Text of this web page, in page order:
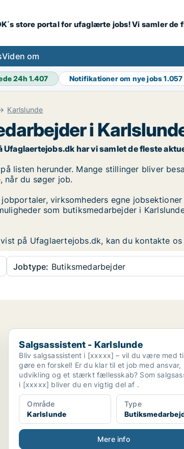
store portal for ufaglærte jobs! Vi samler
Viden om
24h1.407 Notifikationer om nye jobs1.057
Karlslunde
i
har vi samlet de fleste
listen herunder. Mange stillinger bliver
når du søger job.
virksomheders egne
som butiksmedarbejder i
på Ufaglaertejobs.dk, kan du kontakte os
Jobtype: Butiksmedarbejder
Salgsassistent - Karlslunde
Salgsassistent - Karlslunde
Bliv salgsassistent i [xxxxx] – vil du være med
gøre en forskel! Er du klar til et job med ansvar,
udvikling og et stærkt fællesskab? Som
i [xxxxx] bliver du en vigtig del af .
Område
Karlslunde
Type
Mere info